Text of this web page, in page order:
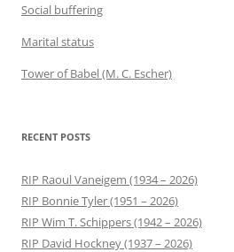
Social buffering
Marital status
Tower of Babel (M. C. Escher)
RECENT POSTS
RIP Raoul Vaneigem (1934 – 2026)
RIP Bonnie Tyler (1951 – 2026)
RIP Wim T. Schippers (1942 – 2026)
RIP David Hockney (1937 – 2026)